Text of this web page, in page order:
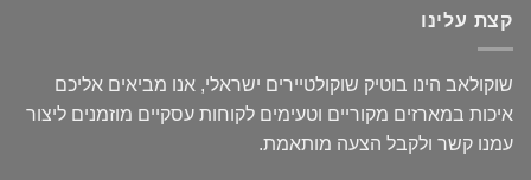
קצת עלינו
שוקולאב הינו בוטיק שוקולטיירים ישראלי, אנו מביאים אליכם
איכות במארזים מקוריים וטעימים לקוחות עסקיים מוזמנים ליצור
עמנו קשר ולקבל הצעה מותאמת.